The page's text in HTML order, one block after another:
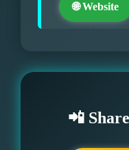
🌐 Website
📲